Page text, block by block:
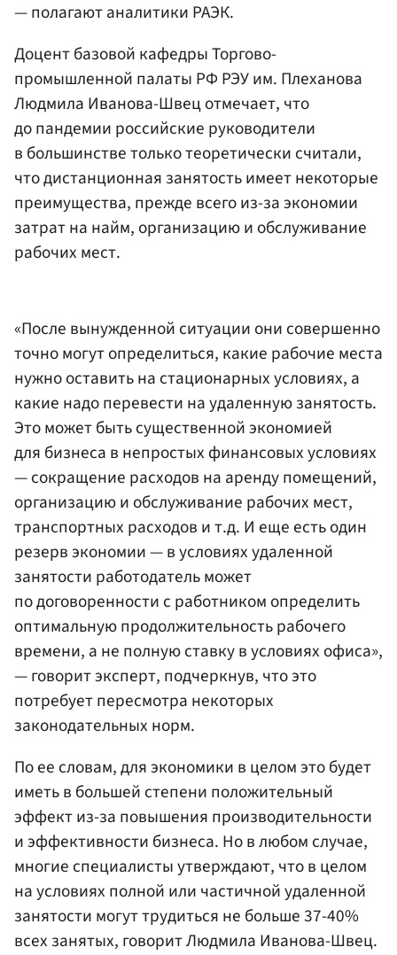
— полагают аналитики РАЭК.
Доцент базовой кафедры Торгово-
промышленной палаты РФ РЭУ им. Плеханова
Людмила Иванова-Швец отмечает, что
до пандемии российские руководители
в большинстве только теоретически считали,
что дистанционная занятость имеет некоторые
преимущества, прежде всего из-за экономии
затрат на найм, организацию и обслуживание
рабочих мест.
«После вынужденной ситуации они совершенно
точно могут определиться, какие рабочие места
нужно оставить на стационарных условиях, а
какие надо перевести на удаленную занятость.
Это может быть существенной экономией
для бизнеса в непростых финансовых условиях
— сокращение расходов на аренду помещений,
организацию и обслуживание рабочих мест,
транспортных расходов и т.д. И еще есть один
резерв экономии — в условиях удаленной
занятости работодатель может
по договоренности с работником определить
оптимальную продолжительность рабочего
времени, а не полную ставку в условиях офиса»,
— говорит эксперт, подчеркнув, что это
потребует пересмотра некоторых
законодательных норм.
По ее словам, для экономики в целом это будет
иметь в большей степени положительный
эффект из-за повышения производительности
и эффективности бизнеса. Но в любом случае,
многие специалисты утверждают, что в целом
на условиях полной или частичной удаленной
занятости могут трудиться не больше 37-40%
всех занятых, говорит Людмила Иванова-Швец.